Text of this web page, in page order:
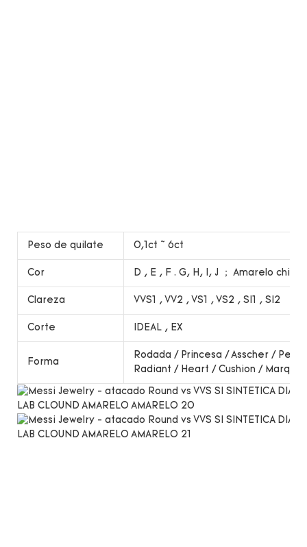
Peso de quilate 0,1ct ~ 6ct
Cor D , E , F . G, H, I, J ； Amarelo
Clareza VVS1 , VV2 , VS1 , VS2 , SI1 , SI2
Corte IDEAL , EX
Forma
Rodada / Princesa / Asscher /
Radiant / Heart / Cushion /